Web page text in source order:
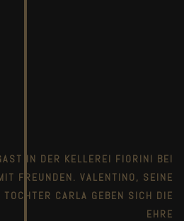
IN DER KELLEREI FIORINI BEI
FREUNDEN. VALENTINO, SEINE
CARLA GEBEN SICH DIE
EHRE